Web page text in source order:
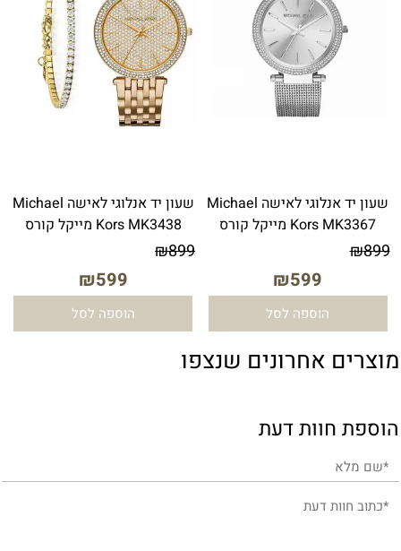
שעון יד אנלוגי לאישה Michael
Kors MK3367 מייקל קורס
₪899
₪599
הוספה לסל
שעון יד ‏אנלוגי ‏לאישה Michael
Kors MK3438 מייקל קורס
₪899
₪599
הוספה לסל
מוצרים אחרונים שנצפו
הוספת חוות דעת